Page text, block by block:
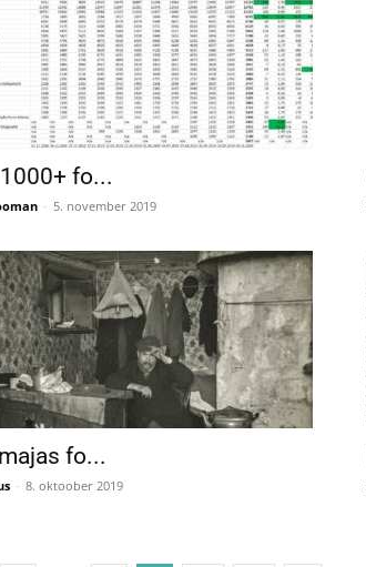
fo...
- 5. november 2019
fo...
- 8. oktoober 2019